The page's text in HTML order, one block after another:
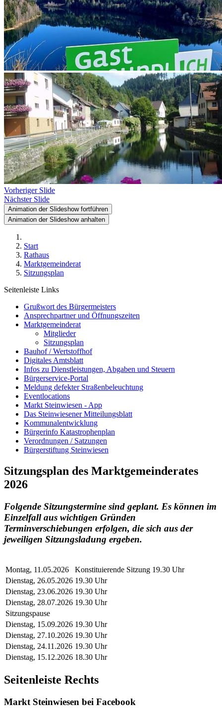
Vorheriger Slide
Nächster Slide
Animation der Slideshow fortführen
Animation der Slideshow anhalten
Start
Rathaus
Marktgemeinderat
Sitzungsplan
Seitenleiste Links
Grußwort des Bürgermeisters
Ansprechpartner und Öffnungszeiten
Marktgemeinderat
Mitglieder
Sitzungsplan
Bauhof / Wertstoffhof
Digitales Amtsblatt
Infos zu Dienstleistungen, Abgaben und Steuern
Bürgerservice-Portal
Meldung defekter Straßenbeleuchtung
Eventlocations
Markt Steinwiesen - App
Das Steinwiesener Mitteilungsblatt
Kommunalentwicklung
Bürgerinfo Katastrophenplan
Verordnungen / Satzungen
Bürgerstiftung Steinwiesen
Sitzungsplan des Marktgemeinderates
2026
Folgende Sitzungstermine sind geplant. Es können im
Einzelfall aus wichtigen Gründen
Terminverschiebungen erfolgen, die sich aus der
jeweiligen Sitzungsladung ergeben.
Montag, 11.05.2026
Konstituierende Sitzung 19.30 Uhr
Dienstag, 26.05.2026 19.30 Uhr
Dienstag, 23.06.2026 19.30 Uhr
Dienstag, 28.07.2026 19.30 Uhr
Sitzungspause
Dienstag, 15.09.2026 19.30 Uhr
Dienstag, 27.10.2026 19.30 Uhr
Dienstag, 24.11.2026 19.30 Uhr
Dienstag, 15.12.2026 18.30 Uhr
Seitenleiste Rechts
Markt Steinwiesen bei Facebook